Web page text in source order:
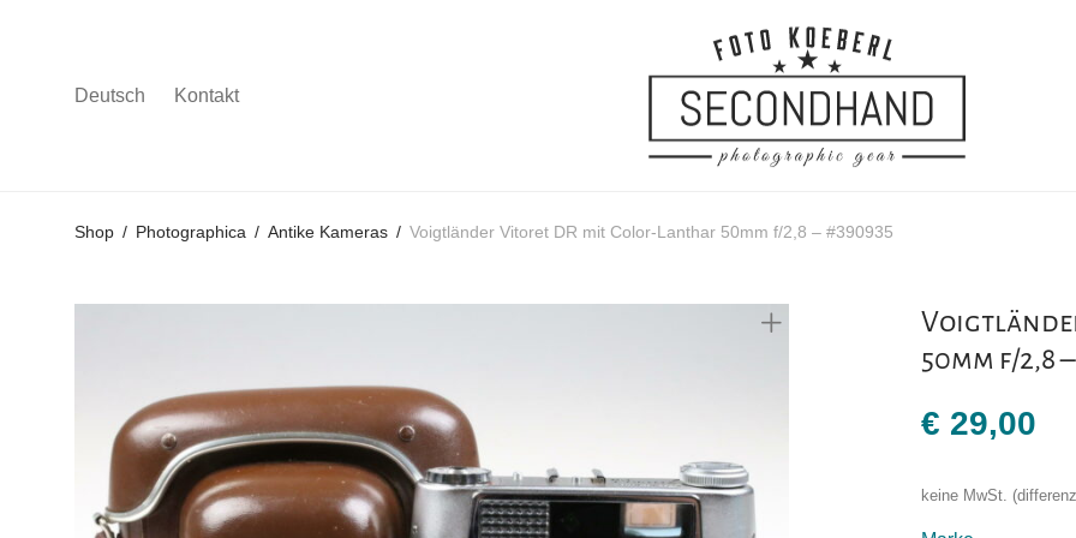
Deutsch Kontakt
Shop / Photographica / Antike Kameras / Voigtländer Vitoret DR mit Color-Lanthar 50mm f/2,8 – #390935
50mm f/2,8
€ 29,00
keine MwSt.